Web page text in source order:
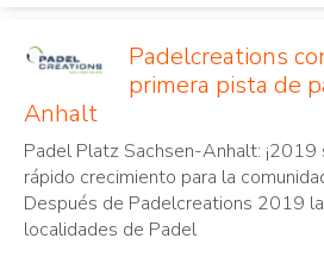
Padelcreations
primera pista de
Anhalt
Padel Platz Sachsen-Anhalt: ¡2019
rápido crecimiento para la
Después de Padelcreations 2019
localidades de Padel